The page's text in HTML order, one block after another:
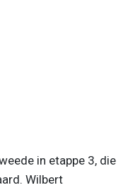
in etappe 3, die
Wilbert